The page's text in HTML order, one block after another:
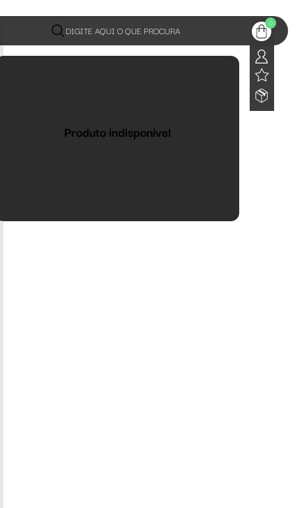
DIGITE AQUI O QUE PROCURA
0
Produto indisponivel